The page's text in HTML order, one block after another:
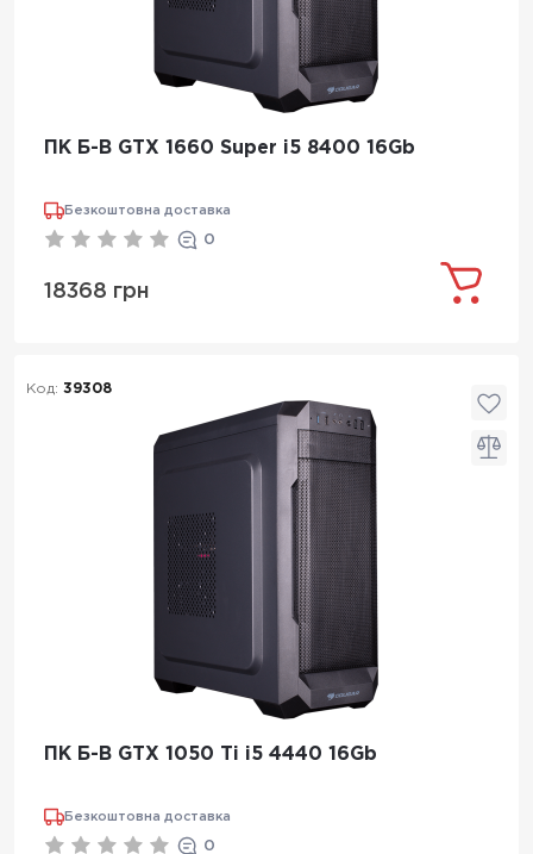
ПК Б-В GTX 1660 Super i5 8400 16Gb
Безкоштовна доставка
0
18368 грн
Код: 39308
ПК Б-В GTX 1050 Ti i5 4440 16Gb
Безкоштовна доставка
0